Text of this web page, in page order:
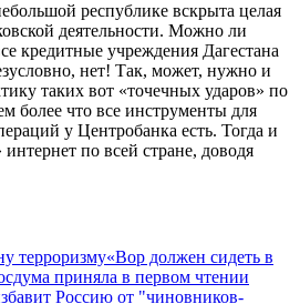
республике вскрыта целая
деятельности. Можно ли
кредитные учреждения Дагестана
нет! Так, может, нужно и
таких вот «точечных ударов» по
более что все инструменты для
у Центробанка есть. Тогда и
по всей стране, доводя
терроризму«Вор должен сидеть в
приняла в первом чтении
Россию от "чиновников-